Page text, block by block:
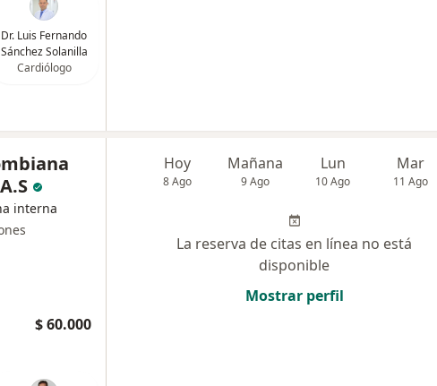
Dr. Luis Fernando
Sánchez Solanilla
Cardiólogo
interna
$ 60.000
Hoy
8 Ago
Mañana
9 Ago
Lun
10 Ago
Mar
11 Ago
La reserva de citas en línea no está
disponible
Mostrar perfil